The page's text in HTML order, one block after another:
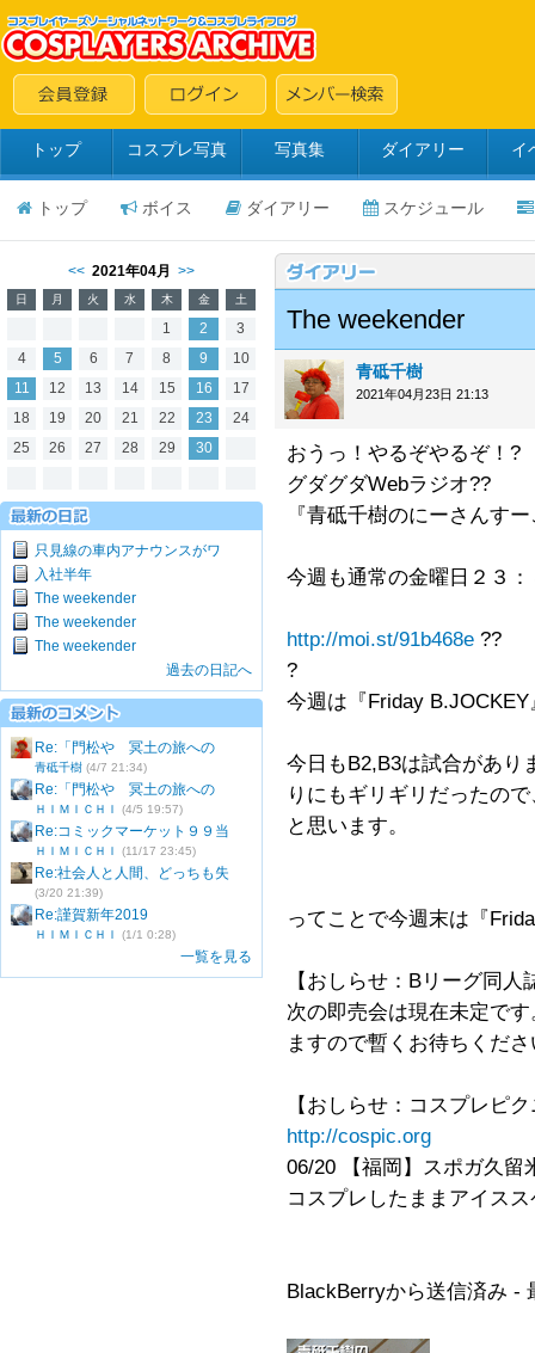
トップ コスプレ写真 写真集 ダイアリー イ
トップ ボイス ダイアリー スケジュール
<< 2021年04月 >>
日 月 火 水 木 金 土
1 2
3
4
5 6 7 8 9
10
11
12 13 14 15 16
17
18
19 20 21 22 23
24
25
26 27 28 29 30
只見線の車内アナウンスがワ
入社半年
The weekender
The weekender
The weekender
過去の日記へ
Re:「門松や 冥土の旅への
青砥千樹 (4/7 21:34)
Re:「門松や 冥土の旅への
ＨＩＭＩＣＨＩ (4/5 19:57)
Re:コミックマーケット９９当
ＨＩＭＩＣＨＩ (11/17 23:45)
Re:社会人と人間、どっちも失
(3/20 21:39)
Re:謹賀新年2019
ＨＩＭＩＣＨＩ (1/1 0:28)
一覧を見る
The weekender
青砥千樹
2021年04月23日 21:13
おうっ！やるぞやるぞ！?
グダグダWebラジオ??
『青砥千樹のにーさんす
今週も通常の金曜日２３
http://moi.st/91b468e ??
?
今週は『Friday B.JOCKEY
今日もB2,B3は試合があり
りにもギリギリだったの
と思います。
ってことで今週末は『
【おしらせ：Bリーグ同人
次の即売会は現在未定で
ますので暫くお待ちくだ
【おしらせ：コスプレピ
http://cospic.org
06/20 【福岡】スポガ久留
コスプレしたままアイス
BlackBerryから送信済み -